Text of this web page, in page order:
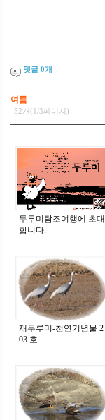
댓글 0개
여름
52개(1/3페이지)
두루미탐조여행에 초대
합니다.
재두루미-천연기념물 2
03 호